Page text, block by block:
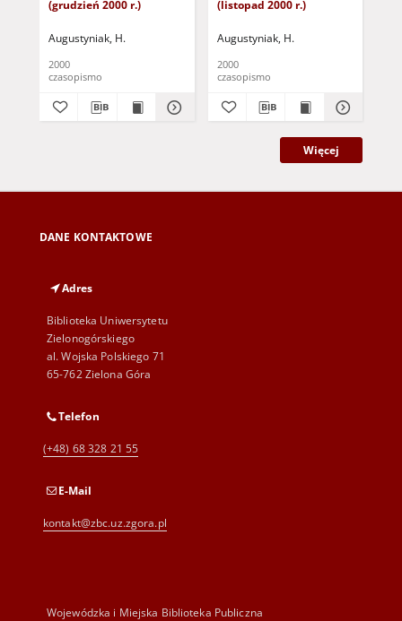
(grudzień 2000 r.)
Augustyniak, H.
2000
czasopismo
(listopad 2000 r.)
Augustyniak, H.
2000
czasopismo
Więcej
DANE KONTAKTOWE
Adres
Biblioteka Uniwersytetu
Zielonogórskiego
al. Wojska Polskiego 71
65-762 Zielona Góra
Telefon
(+48) 68 328 21 55
E-Mail
kontakt@zbc.uz.zgora.pl
Wojewódzka i Miejska Biblioteka Publiczna